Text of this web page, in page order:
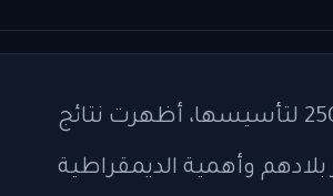
في وقت تستعد فيه الولايات المتحدة للاحتفال بالذكرى الـ250 لتأسيسها، أظهرت نتائج
وأهمية الديمقراطية